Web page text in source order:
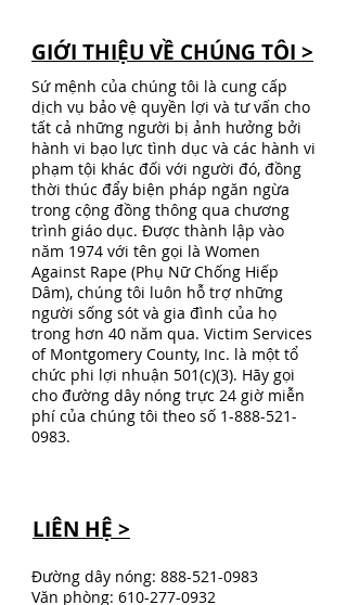
GIỚI THIỆU VỀ CHÚNG TÔI >
Sứ mệnh của chúng tôi là cung cấp
dịch vụ bảo vệ quyền lợi và tư vấn cho
tất cả những người bị ảnh hưởng bởi
hành vi bạo lực tình dục và các hành vi
phạm tội khác đối với người đó, đồng
thời thúc đẩy biện pháp ngăn ngừa
trong cộng đồng thông qua chương
trình giáo dục. Được thành lập vào
năm 1974 với tên gọi là Women
Against Rape (Phụ Nữ Chống Hiếp
Dâm), chúng tôi luôn hỗ trợ những
người sống sót và gia đình của họ
trong hơn 40 năm qua. Victim Services
of Montgomery County, Inc. là một tổ
chức phi lợi nhuận 501(c)(3). Hãy gọi
cho đường dây nóng trực 24 giờ miễn
phí của chúng tôi theo số 1-888-521-
0983.
LIÊN HỆ >
Đường dây nóng: 888-521-0983
Văn phòng: 610-277-0932